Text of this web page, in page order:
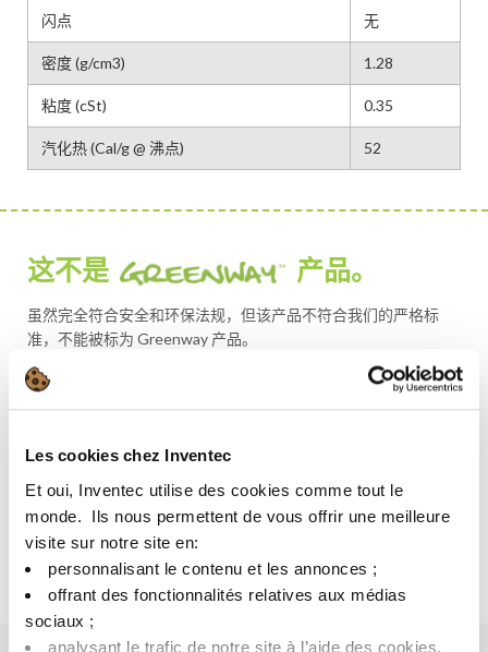
Les cookies chez Inventec
Et oui, Inventec utilise des cookies comme tout le
monde. ​ Ils nous permettent de vous offrir une meilleure
visite sur notre site en:​
personnalisant le contenu et les annonces ;​
offrant des fonctionnalités relatives aux médias
sociaux ; ​
analysant le trafic de notre site à l’aide des cookies.​
闪点 无
密度 (g/cm3) 1.28
粘度 (cSt) 0.35
汽化热 (Cal/g @ 沸点) 52
这不是 产品。
虽然完全符合安全和环保法规，但该产品不符合我们的严格标
准，不能被标为 Greenway 产品。
寻找一个更可持续的解决方案？
PROMOSOLV NEO B1
了解更多关于 Greenway 的信息